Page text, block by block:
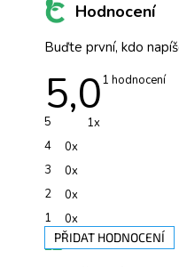
Hodnocení
Buďte první, kdo
5,0Průměrné
1 hodnocení
5
1x
4
0x
3
0x
2
0x
1
0x
PŘIDAT HODNOCENÍ